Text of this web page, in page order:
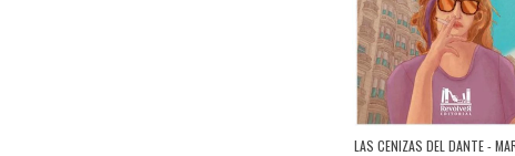
LAS CENIZAS DEL DANTE -